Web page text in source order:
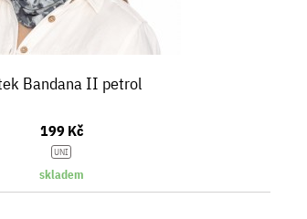
Bandana II petrol
199 Kč
UNI
skladem